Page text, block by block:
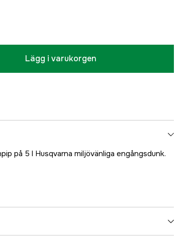
Lägg i varukorgen
på 5 l Husqvarna miljövänliga engångsdunk.